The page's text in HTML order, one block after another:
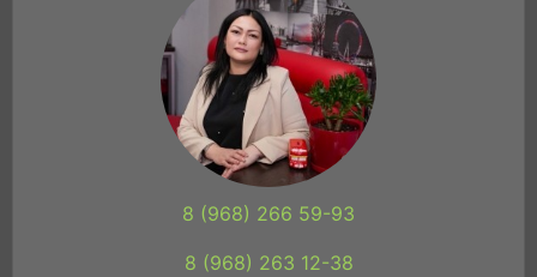
8 (968) 266 59-93
8 (968) 263 12-38